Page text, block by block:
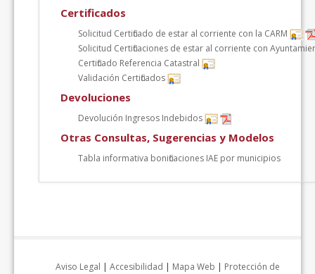
Certificados
Solicitud Certificado de estar al corriente con la CARM
Solicitud Certificaciones de estar al corriente con
Certificado Referencia Catastral
Validación Certificados
Devoluciones
Devolución Ingresos Indebidos
Otras Consultas, Sugerencias y Modelos
Tabla informativa bonificaciones IAE por municipios
Aviso Legal | Accesibilidad | Mapa Web | Protección de